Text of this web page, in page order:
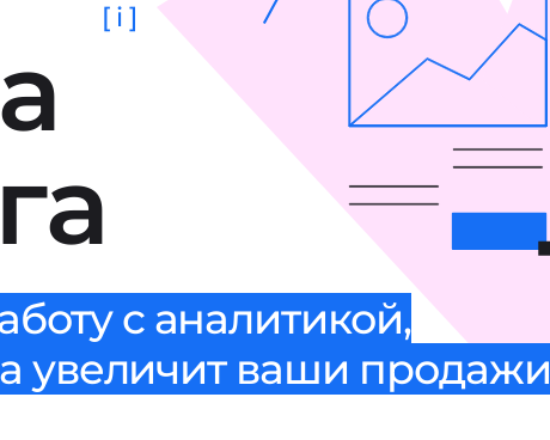
[ i ]
с аналитикой,
увеличит ваши продажи